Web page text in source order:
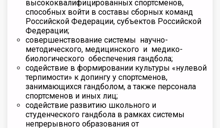
высококвалифицированных спортсменов,
способных войти в составы сборных команд
Российской Федерации, субъектов Российской
Федерации;
совершенствование системы научно-
методического, медицинского и медико-
биологического обеспечения гандбола;
содействие в формировании культуры «нулевой
терпимости» к допингу у спортсменов,
занимающихся гандболом, а также персонала
спортсменов и иных лиц;
содействие развитию школьного и
студенческого гандбола в рамках системы
непрерывного образования от